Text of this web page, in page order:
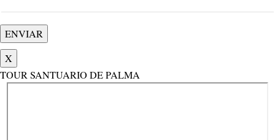
X
TOUR SANTUARIO DE PALMA